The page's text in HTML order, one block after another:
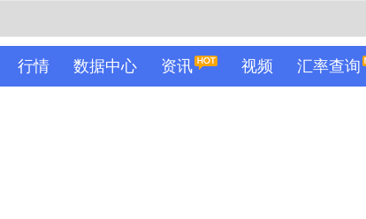
行情 数据中心 资讯 视频 汇率查询